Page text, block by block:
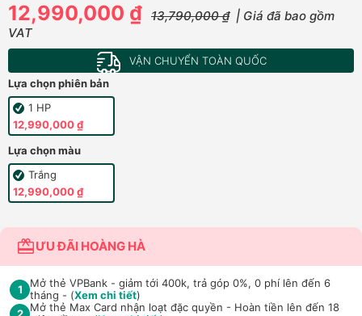
12,990,000 ₫ 13,790,000 ₫ | Giá đã bao gồm
VAT
VẬN CHUYỂN TOÀN QUỐC
Lựa chọn phiên bản
1 HP
12,990,000 ₫
Lựa chọn màu
Trắng
12,990,000 ₫
ƯU ĐÃI HOÀNG HÀ
1
Mở thẻ VPBank - giảm tới 400k, trả góp 0%, 0 phí lên đến 6
tháng - (Xem chi tiết)
Mở thẻ Max Card nhận loạt đặc quyền - Hoàn tiền lên đến 18